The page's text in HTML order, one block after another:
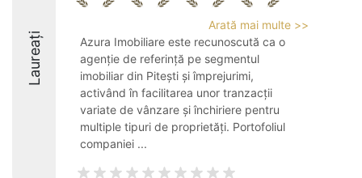
Laureați
Arată mai multe >>
Azura Imobiliare este recunoscută ca o
agenție de referință pe segmentul
imobiliar din Pitești și împrejurimi,
activând în facilitarea unor tranzacții
variate de vânzare și închiriere pentru
multiple tipuri de proprietăți. Portofoliul
companiei ...